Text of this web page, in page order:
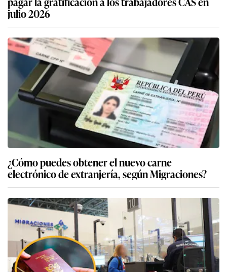
julio 2026
¿Cómo puedes obtener el nuevo carne
electrónico de extranjería, según Migraciones?